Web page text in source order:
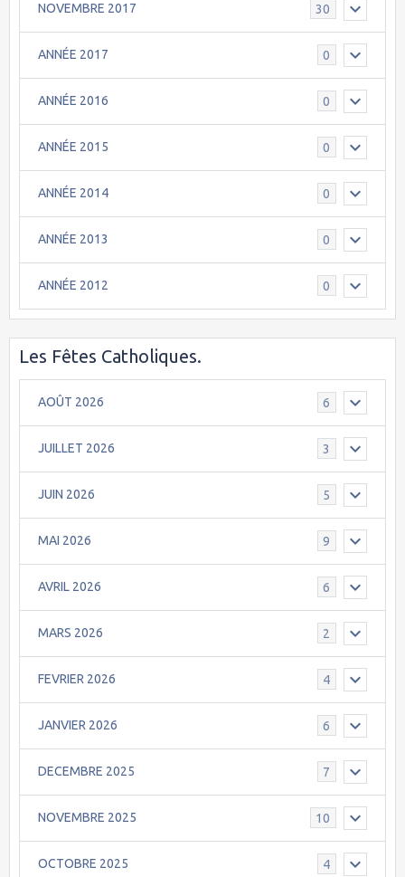
NOVEMBRE 2017 30
ANNÉE 2017 0
ANNÉE 2016 0
ANNÉE 2015 0
ANNÉE 2014 0
ANNÉE 2013 0
ANNÉE 2012 0
Les Fêtes Catholiques.
AOÛT 2026 6
JUILLET 2026 3
JUIN 2026 5
MAI 2026 9
AVRIL 2026 6
MARS 2026 2
FEVRIER 2026 4
JANVIER 2026 6
DECEMBRE 2025 7
NOVEMBRE 2025 10
OCTOBRE 2025 4